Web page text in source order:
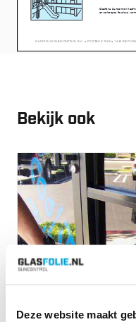
Deze website maakt
Bekijk ook
Vanaf:€60.80